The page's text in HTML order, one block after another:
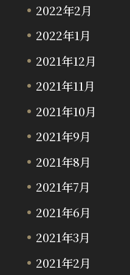
2022年2月
2022年1月
2021年12月
2021年11月
2021年10月
2021年9月
2021年8月
2021年7月
2021年6月
2021年3月
2021年2月